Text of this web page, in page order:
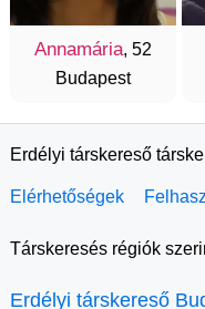
Annamária, 52
Budapest
Erdélyi társkereső
Elérhetőségek
Társkeresés régiók
Erdélyi társkereső